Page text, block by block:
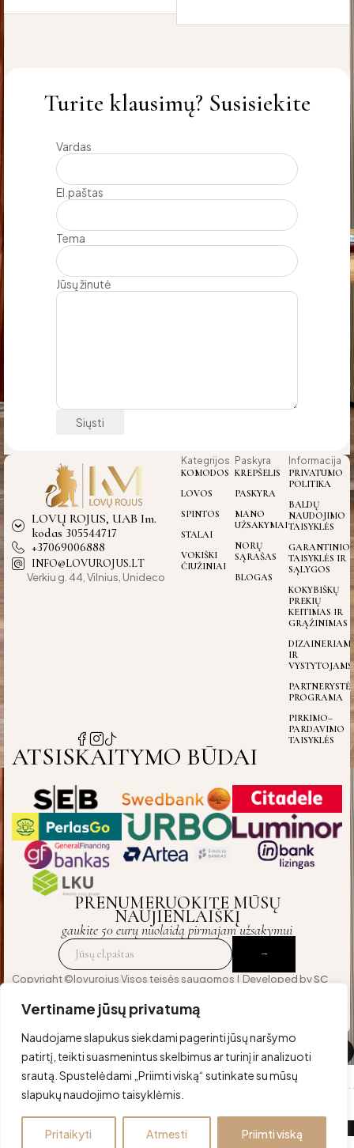
Vertiname jūsų privatumą
Naudojame slapukus siekdami pagerinti jūsų naršymo
patirtį, teikti suasmenintus skelbimus ar turinį ir analizuoti
srautą. Spustelėdami „Priimti viską“ sutinkate su mūsų
slapukų naudojimo taisyklėmis.
Pritaikyti Atmesti Priimti viską
Turite klausimų? Susisiekite
Vardas
El.paštas
Tema
Jūsų žinutė
Kategrijos
KOMODOS
LOVOS
SPINTOS
STALAI
VOKIŠKI
ČIUŽINIAI
Paskyra
KREPŠELIS
PASKYRA
MANO
UŽSAKYMAI
NORŲ
SĄRAŠAS
BLOGAS
Informacija
PRIVATUMO
POLITIKA
BALDŲ
NAUDOJIMO
TAISYKLĖS
GARANTINIO
TAISYKLĖS IR
SĄLYGOS
KOKYBIŠKŲ
PREKIŲ
KEITIMAS IR
GRĄŽINIMAS
IR
VYSTYTOJAMS
PROGRAMA
PIRKIMO–
PARDAVIMO
TAISYKLĖS
LOVŲ ROJUS, UAB Im.
kodas 305544717
+37069006888
INFO@LOVUROJUS.LT
Verkiu g. 44, Vilnius, Unideco
ATSISKAITYMO BŪDAI
PRENUMERUOKITE MŪSŲ
NAUJIENLAIŠKĮ
gaukite 50 eurų nuolaidą pirmajam užsakymui
Copyright ©lovurojus Visos teisės saugomos | Developed bySC
Palyginti (0)
Palyginti